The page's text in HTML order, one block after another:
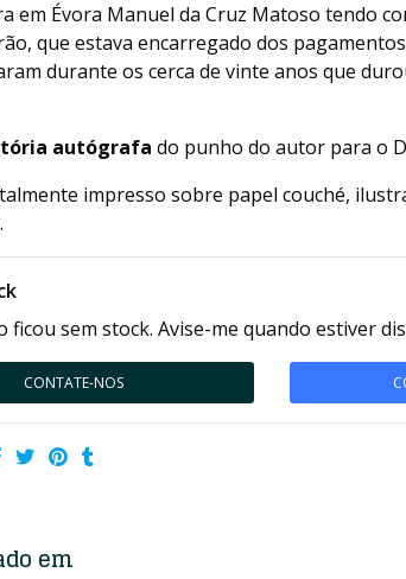
em Évora Manuel da Cruz Matoso tendo
que estava encarregado dos
durante os cerca de vinte anos que
autógrafa do punho do autor para o
impresso sobre papel couché,
ficou sem stock. Avise-me quando estiver
CONTATE-NOS
em